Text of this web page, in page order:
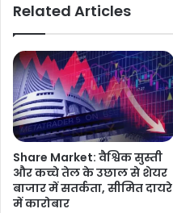
Related Articles
Share Market: वैश्विक सुस्ती
और कच्चे तेल के उछाल से शेयर
बाजार में सतर्कता, सीमित दायरे
में कारोबार